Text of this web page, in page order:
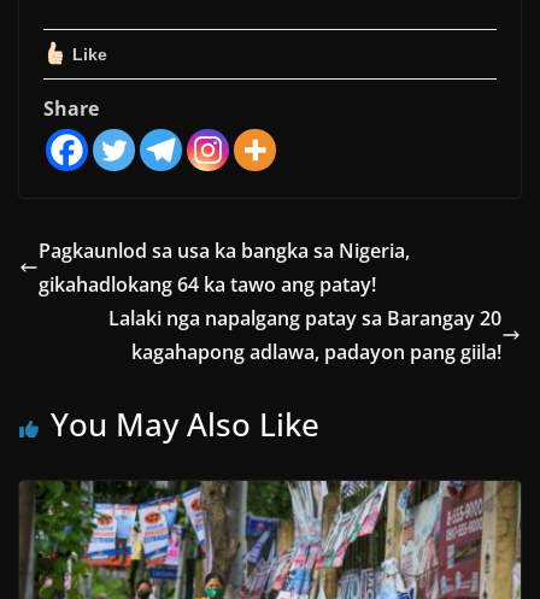
Like
Share
Pagkaunlod sa usa ka bangka sa Nigeria,
gikahadlokang 64 ka tawo ang patay!
Lalaki nga napalgang patay sa Barangay 20
kagahapong adlawa, padayon pang giila!
You May Also Like